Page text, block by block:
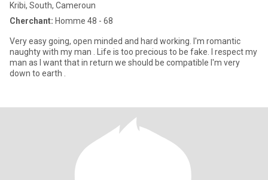
Kribi, South, Cameroun
Cherchant: Homme 48 - 68
Very easy going, open minded and hard working. I'm romantic
naughty with my man . Life is too precious to be fake. I respect my
man as I want that in return we should be compatible I'm very
down to earth .